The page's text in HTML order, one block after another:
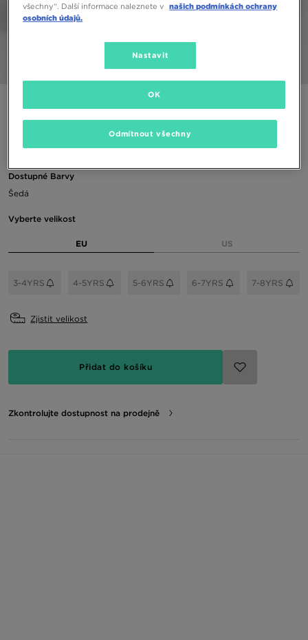
Dostupné Barvy
Šedá
Vyberte velikost
EU US
3-4YRS 4-5YRS 5-6YRS 6-7YRS 7-8YRS
Zjistit velikost
Přidat do košíku
Zkontrolujte dostupnost na prodejně
všechny“. Další informace naleznete v našich podmínkách ochrany
osobních údajů.
Nastavit
Odmítnout všechny
OK